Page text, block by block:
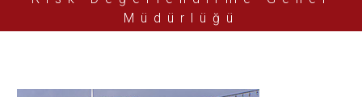
Müdürlüğü